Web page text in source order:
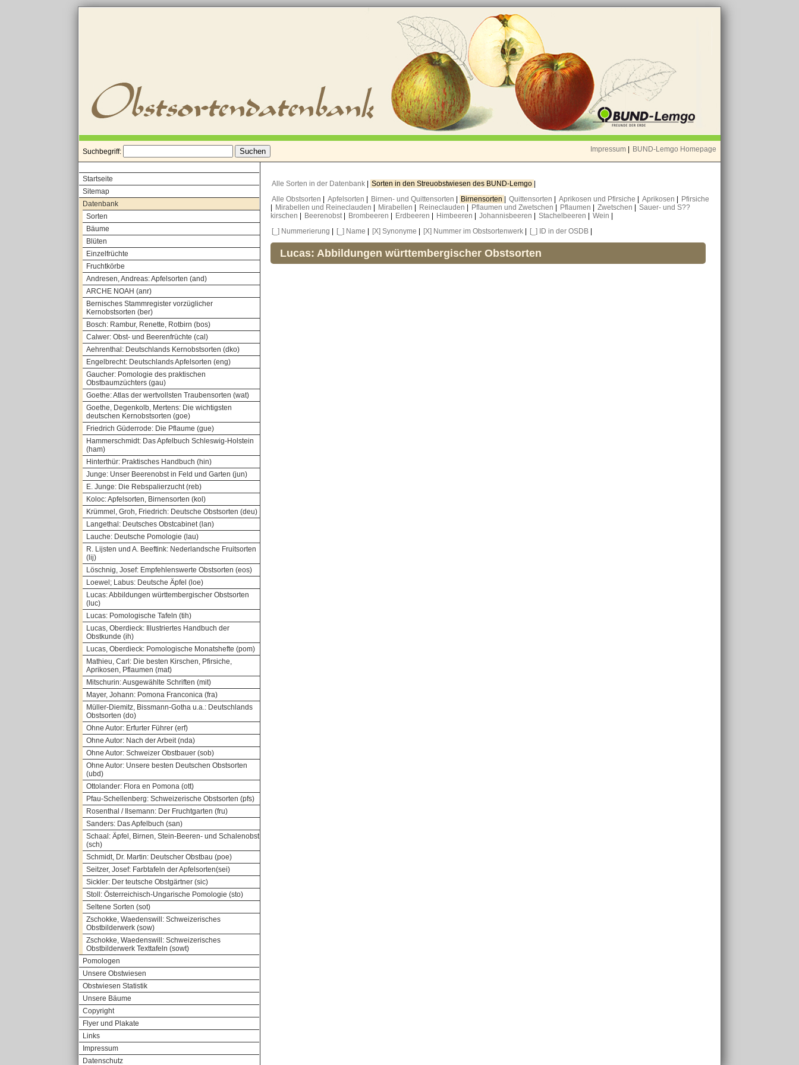
Suchbegriff: Impressum BUND-Lemgo Homepage
Startseite
Sitemap
Datenbank
Sorten
Bäume
Blüten
Einzelfrüchte
Fruchtkörbe
Andresen, Andreas: Apfelsorten (and)
ARCHE NOAH (anr)
Bernisches Stammregister vorzüglicher
Kernobstsorten (ber)
Bosch: Rambur, Renette, Rotbirn (bos)
Calwer: Obst- und Beerenfrüchte (cal)
Aehrenthal: Deutschlands Kernobstsorten (dko)
Engelbrecht: Deutschlands Apfelsorten (eng)
Gaucher: Pomologie des praktischen
Obstbaumzüchters (gau)
Goethe: Atlas der wertvollsten Traubensorten (wat)
Goethe, Degenkolb, Mertens: Die wichtigsten
deutschen Kernobstsorten (goe)
Friedrich Güderrode: Die Pflaume (gue)
Hammerschmidt: Das Apfelbuch Schleswig-Holstein
(ham)
Hinterthür: Praktisches Handbuch (hin)
Junge: Unser Beerenobst in Feld und Garten (jun)
E. Junge: Die Rebspalierzucht (reb)
Koloc: Apfelsorten, Birnensorten (kol)
Krümmel, Groh, Friedrich: Deutsche Obstsorten (deu)
Langethal: Deutsches Obstcabinet (lan)
Lauche: Deutsche Pomologie (lau)
R. Lijsten und A. Beeftink: Nederlandsche Fruitsorten
(lij)
Löschnig, Josef: Empfehlenswerte Obstsorten (eos)
Loewel; Labus: Deutsche Äpfel (loe)
Lucas: Abbildungen württembergischer Obstsorten
(luc)
Lucas: Pomologische Tafeln (tih)
Lucas, Oberdieck: Illustriertes Handbuch der
Obstkunde (ih)
Lucas, Oberdieck: Pomologische Monatshefte (pom)
Mathieu, Carl: Die besten Kirschen, Pfirsiche,
Aprikosen, Pflaumen (mat)
Mitschurin: Ausgewählte Schriften (mit)
Mayer, Johann: Pomona Franconica (fra)
Müller-Diemitz, Bissmann-Gotha u.a.: Deutschlands
Obstsorten (do)
Ohne Autor: Erfurter Führer (erf)
Ohne Autor: Nach der Arbeit (nda)
Ohne Autor: Schweizer Obstbauer (sob)
Ohne Autor: Unsere besten Deutschen Obstsorten
(ubd)
Ottolander: Flora en Pomona (ott)
Pfau-Schellenberg: Schweizerische Obstsorten (pfs)
Rosenthal / Ilsemann: Der Fruchtgarten (fru)
Sanders: Das Apfelbuch (san)
Schaal: Äpfel, Birnen, Stein-Beeren- und Schalenobst
(sch)
Schmidt, Dr. Martin: Deutscher Obstbau (poe)
Seitzer, Josef: Farbtafeln der Apfelsorten(sei)
Sickler: Der teutsche Obstgärtner (sic)
Stoll: Österreichisch-Ungarische Pomologie (sto)
Seltene Sorten (sot)
Zschokke, Waedenswill: Schweizerisches
Obstbilderwerk (sow)
Zschokke, Waedenswill: Schweizerisches
Obstbilderwerk Texttafeln (sowt)
Pomologen
Unsere Obstwiesen
Obstwiesen Statistik
Unsere Bäume
Copyright
Flyer und Plakate
Links
Impressum
Datenschutz
Alle Sorten in der Datenbank Sorten in den Streuobstwiesen des BUND-Lemgo
Alle Obstsorten
Apfelsorten Birnen- und Quittensorten Birnensorten Quittensorten Aprikosen und Pfirsiche Aprikosen
Pfirsiche
Mirabellen und Reineclauden Mirabellen Reineclauden Pflaumen und Zwetschen Pflaumen Zwetschen
Sauer- und S??
kirschen
Beerenobst Brombeeren Erdbeeren Himbeeren Johannisbeeren Stachelbeeren Wein
[_] Nummerierung
[_] Name [X] Synonyme [X] Nummer im Obstsortenwerk [_] ID in der OSDB
Lucas: Abbildungen württembergischer Obstsorten